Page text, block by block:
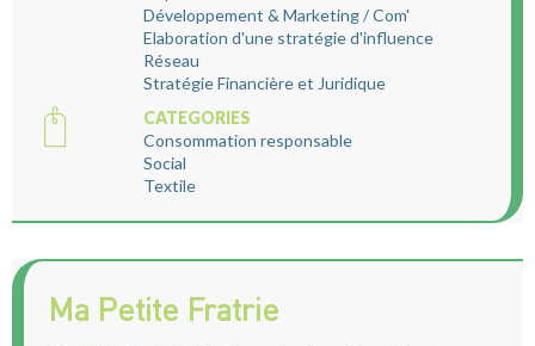
Développement & Marketing / Com'
Elaboration d'une stratégie d'influence
Réseau
Stratégie Financière et Juridique
CATEGORIES
Consommation responsable
Social
Textile
Ma Petite Fratrie